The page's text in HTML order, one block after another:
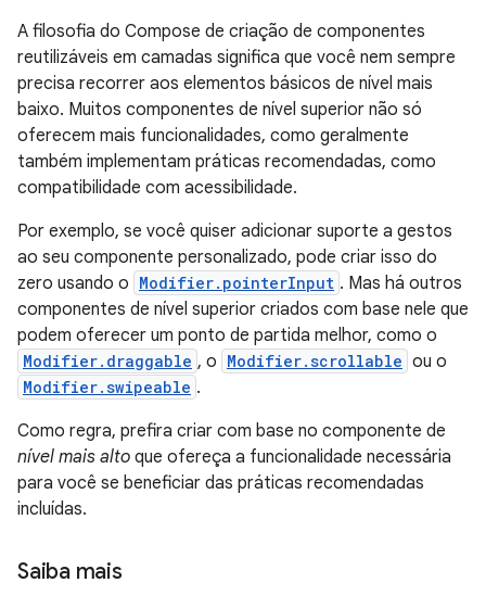
A filosofia do Compose de criação de componentes
reutilizáveis em camadas significa que você nem sempre
precisa recorrer aos elementos básicos de nível mais
baixo. Muitos componentes de nível superior não só
oferecem mais funcionalidades, como geralmente
também implementam práticas recomendadas, como
compatibilidade com acessibilidade.
Por exemplo, se você quiser adicionar suporte a gestos
ao seu componente personalizado, pode criar isso do
zero usando o Modifier.pointerInput . Mas há outros
componentes de nível superior criados com base nele que
podem oferecer um ponto de partida melhor, como o
Modifier.draggable , o Modifier.scrollable ou o
Modifier.swipeable .
Como regra, prefira criar com base no componente de
nível mais alto que ofereça a funcionalidade necessária
para você se beneficiar das práticas recomendadas
incluídas.
Saiba mais